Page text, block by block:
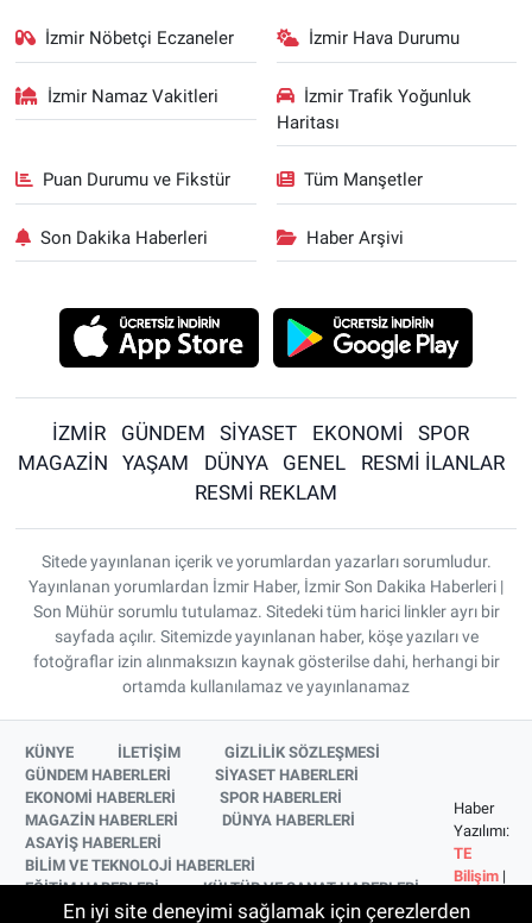
İzmir Nöbetçi Eczaneler İzmir Hava Durumu
İzmir Namaz Vakitleri
İzmir Trafik Yoğunluk
Haritası
Puan Durumu ve Fikstür Tüm Manşetler
Son Dakika Haberleri Haber Arşivi
İZMİR GÜNDEM SİYASET EKONOMİ
SPOR
MAGAZİN
YAŞAM DÜNYA GENEL
RESMİ İLANLAR
RESMİ REKLAM
Sitede yayınlanan içerik ve yorumlardan yazarları sorumludur.
Yayınlanan yorumlardan İzmir Haber, İzmir Son Dakika Haberleri |
Son Mühür sorumlu tutulamaz. Sitedeki tüm harici linkler ayrı bir
sayfada açılır. Sitemizde yayınlanan haber, köşe yazıları ve
fotoğraflar izin alınmaksızın kaynak gösterilse dahi, herhangi bir
ortamda kullanılamaz ve yayınlanamaz
KÜNYE İLETİŞİM
GİZLİLİK SÖZLEŞMESİ
GÜNDEM HABERLERİ
SİYASET HABERLERİ
EKONOMİ HABERLERİ
SPOR HABERLERİ
MAGAZİN HABERLERİ
DÜNYA HABERLERİ
ASAYİŞ HABERLERİ
BİLİM VE TEKNOLOJİ HABERLERİ
EĞİTİM HABERLERİ
KÜLTÜR VE SANAT HABERLERİ
SAĞLIK HABERLERİ
YAŞAM HABERLERİ
Haber
Yazılımı:
TE
Bilişim |
En iyi site deneyimi sağlamak için çerezlerden